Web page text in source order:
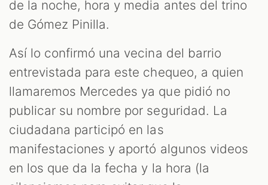
de la noche, hora y media antes del trino
de Gómez Pinilla.
Así lo confirmó una vecina del barrio
entrevistada para este chequeo, a quien
llamaremos Mercedes ya que pidió no
publicar su nombre por seguridad. La
ciudadana participó en las
manifestaciones y aportó algunos videos
en los que da la fecha y la hora (la